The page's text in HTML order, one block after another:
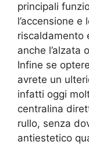
principali
l’accensione
riscaldamento
anche l’alzata
Infine se
avrete un
infatti oggi
centralina
rullo, senza
antiestetico